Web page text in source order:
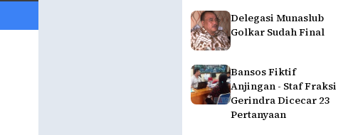
Delegasi Munaslub
Golkar Sudah Final
Bansos Fiktif
Anjingan - Staf Fraksi
Gerindra Dicecar 23
Pertanyaan